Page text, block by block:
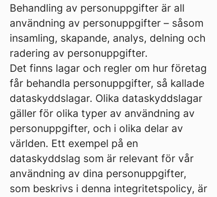
Behandling av personuppgifter är all
användning av personuppgifter – såsom
insamling, skapande, analys, delning och
radering av personuppgifter.
Det finns lagar och regler om hur företag
får behandla personuppgifter, så kallade
dataskyddslagar. Olika dataskyddslagar
gäller för olika typer av användning av
personuppgifter, och i olika delar av
världen. Ett exempel på en
dataskyddslag som är relevant för vår
användning av dina personuppgifter,
som beskrivs i denna integritetspolicy, är